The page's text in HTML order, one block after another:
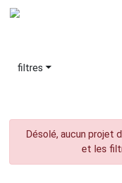
filtres
Désolé, aucun projet
et les